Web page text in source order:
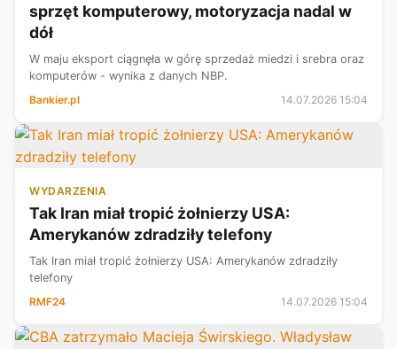
sprzęt komputerowy, motoryzacja nadal w
dół
W maju eksport ciągnęła w górę sprzedaż miedzi i srebra oraz
komputerów - wynika z danych NBP.
Bankier.pl
14.07.2026 15:04
WYDARZENIA
Tak Iran miał tropić żołnierzy USA:
Amerykanów zdradziły telefony
Tak Iran miał tropić żołnierzy USA: Amerykanów zdradziły
telefony
RMF24
14.07.2026 15:04